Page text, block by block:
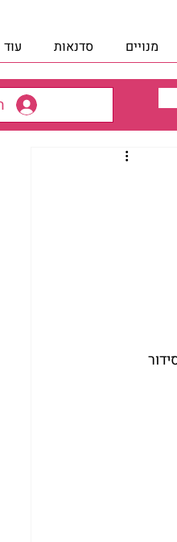
מנויים סדנאות עוד